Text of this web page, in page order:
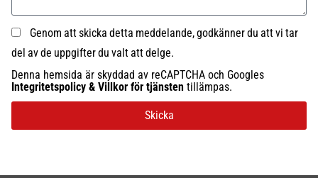
Genom att skicka detta meddelande, godkänner du att vi tar
del av de uppgifter du valt att delge.
Denna hemsida är skyddad av reCAPTCHA och Googles
Integritetspolicy & Villkor för tjänsten tillämpas.
Skicka